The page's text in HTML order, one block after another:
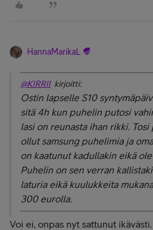
HannaMarikaL
@KIRRIIkirjoitti:
Ostin lapselle S10
sitä 4h kun puhelin putosi
lasi on reunasta ihan rikki.
ollut samsung puhelimia ja
on kaatunut kadullakin eikä
Puhelin on sen verran
laturia eikä kuulukkeita
300 eurolla.
Voi ei, onpas nyt sattunut